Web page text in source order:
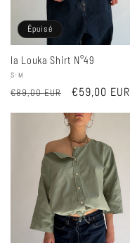
Épuisé
la Louka Shirt N°49
Fournisseur :
S-M
Prix
€89,00 EUR
Prix
€59,00 EUR